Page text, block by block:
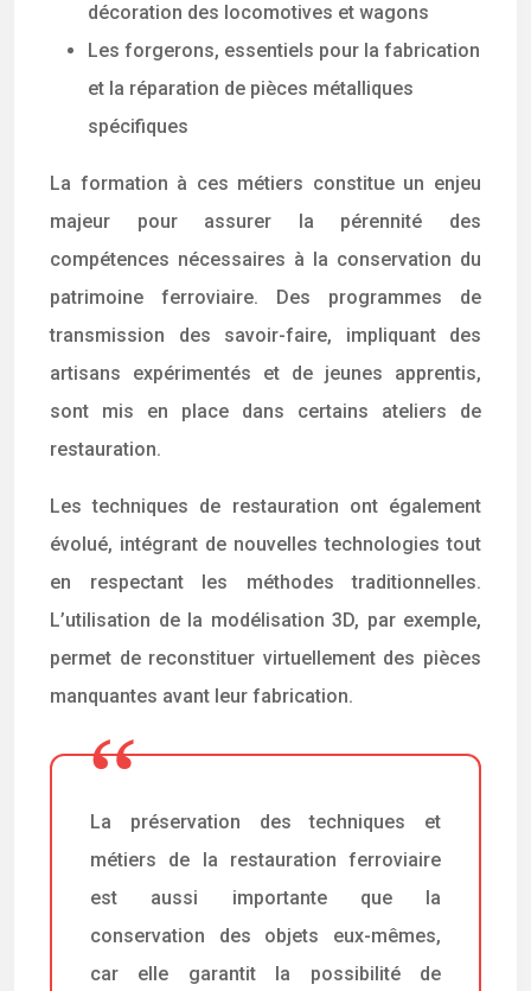
décoration des locomotives et wagons
Les forgerons, essentiels pour la fabrication
et la réparation de pièces métalliques
spécifiques
La formation à ces métiers constitue un enjeu
majeur pour assurer la pérennité des
compétences nécessaires à la conservation du
patrimoine ferroviaire. Des programmes de
transmission des savoir-faire, impliquant des
artisans expérimentés et de jeunes apprentis,
sont mis en place dans certains ateliers de
restauration.
Les techniques de restauration ont également
évolué, intégrant de nouvelles technologies tout
en respectant les méthodes traditionnelles.
L’utilisation de la modélisation 3D, par exemple,
permet de reconstituer virtuellement des pièces
manquantes avant leur fabrication.
La préservation des techniques et
métiers de la restauration ferroviaire
est aussi importante que la
conservation des objets eux-mêmes,
car elle garantit la possibilité de